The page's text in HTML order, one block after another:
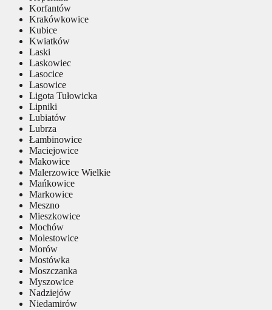
Korfantów
Krakówkowice
Kubice
Kwiatków
Laski
Laskowiec
Lasocice
Lasowice
Ligota Tułowicka
Lipniki
Lubiatów
Lubrza
Łambinowice
Maciejowice
Makowice
Malerzowice Wielkie
Mańkowice
Markowice
Meszno
Mieszkowice
Mochów
Molestowice
Morów
Mostówka
Moszczanka
Myszowice
Nadziejów
Niedamirów